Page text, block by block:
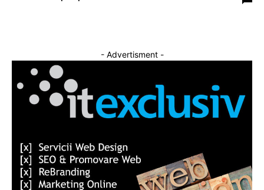
- Advertisment -